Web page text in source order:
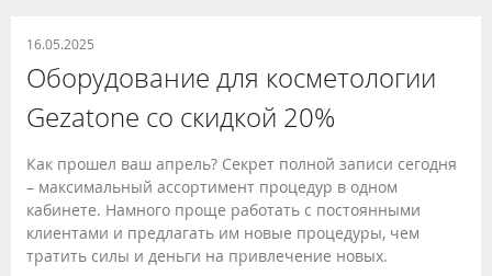
16.05.2025
Оборудование для косметологии
Gezatone со скидкой 20%
Как прошел ваш апрель? Секрет полной записи сегодня
– максимальный ассортимент процедур в одном
кабинете. Намного проще работать с постоянными
клиентами и предлагать им новые процедуры, чем
тратить силы и деньги на привлечение новых.